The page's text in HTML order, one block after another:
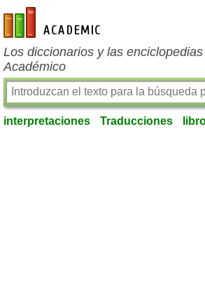
es-academic.com
Los diccionarios y las
Académico
interpretaciones Traducciones